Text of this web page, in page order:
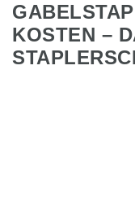
KOSTEN –